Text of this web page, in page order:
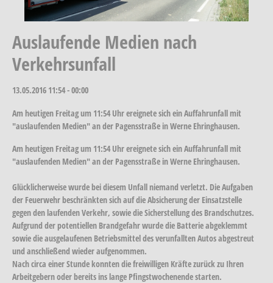
Auslaufende Medien nach
Verkehrsunfall
13.05.2016 11:54 - 00:00
Am heutigen Freitag um 11:54 Uhr ereignete sich ein Auffahrunfall mit
"auslaufenden Medien" an der Pagensstraße in Werne Ehringhausen.
Am heutigen Freitag um 11:54 Uhr ereignete sich ein Auffahrunfall mit
"auslaufenden Medien" an der Pagensstraße in Werne Ehringhausen.
Glücklicherweise wurde bei diesem Unfall niemand verletzt. Die Aufgaben
der Feuerwehr beschränkten sich auf die Absicherung der Einsatzstelle
gegen den laufenden Verkehr, sowie die Sicherstellung des Brandschutzes.
Aufgrund der potentiellen Brandgefahr wurde die Batterie abgeklemmt
sowie die ausgelaufenen Betriebsmittel des verunfallten Autos abgestreut
und anschließend wieder aufgenommen.
Nach circa einer Stunde konnten die freiwilligen Kräfte zurück zu Ihren
Arbeitgebern oder bereits ins lange Pfingstwochenende starten.